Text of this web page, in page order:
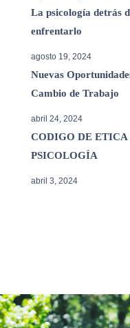
La psicología detrás
enfrentarlo
agosto 19, 2024
Nuevas
Cambio de Trabajo
abril 24, 2024
CODIGO DE ETICA
PSICOLOGÍA
abril 3, 2024